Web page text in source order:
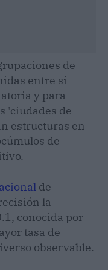
de
entre sí
y para
'ciudades de
estructuras en
de
de
la
conocida por
tasa de
observable.